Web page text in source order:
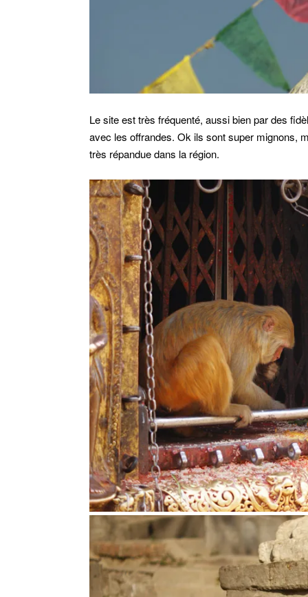
Le site est très fréquenté, aussi bien par des
avec les offrandes. Ok ils sont super mignons,
très répandue dans la région.